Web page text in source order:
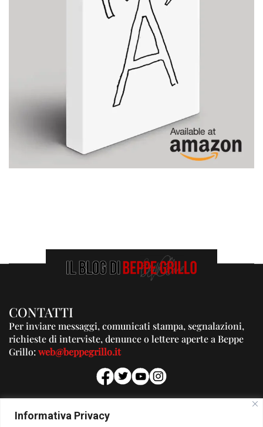
Informativa Privacy
CONTATTI
Per inviare messaggi, comunicati stampa, segnalazioni,
richieste di interviste, denunce o lettere aperte a Beppe
Grillo:web@beppegrillo.it
PUBBLICITA'
Per la tua pubblicità su questo Blog: